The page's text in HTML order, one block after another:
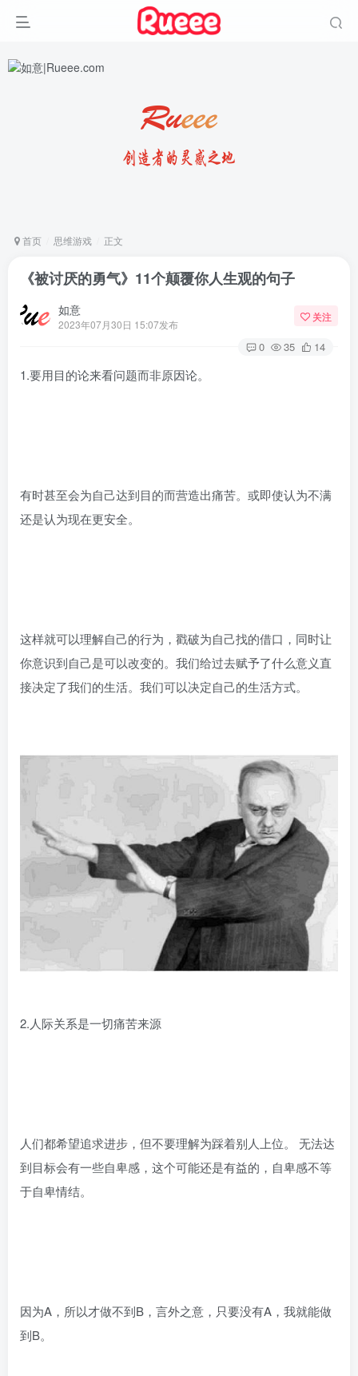
首页 思维游戏 正文
《被讨厌的勇气》11个颠覆你人生观的句子
如意
2023年07月30日 15:07发布
关注
0 35 14
1.要用目的论来看问题而非原因论。
有时甚至会为自己达到目的而营造出痛苦。或即使认为不满
还是认为现在更安全。
这样就可以理解自己的行为，戳破为自己找的借口，同时让
你意识到自己是可以改变的。我们给过去赋予了什么意义直
接决定了我们的生活。我们可以决定自己的生活方式。
2.人际关系是一切痛苦来源
人们都希望追求进步，但不要理解为踩着别人上位。 无法达
到目标会有一些自卑感，这个可能还是有益的，自卑感不等
于自卑情结。
因为A，所以才做不到B，言外之意，只要没有A，我就能做
到B。